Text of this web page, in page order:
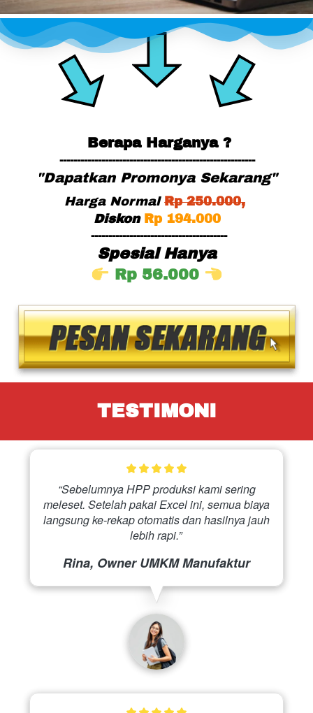
Berapa Harganya ?
--------------------------------------------------------
"Dapatkan Promonya Sekarang"
Harga Normal Rp 250.000,
Diskon
Rp 194.000
---------------------------------------
Spesial Hanya
Rp 56.000
TESTIMONI
meleset. Setelah pakai Excel ini, semua biaya
langsung ke-rekap otomatis dan hasilnya jauh
lebih rapi.”
Rina, Owner UMKM Manufaktur